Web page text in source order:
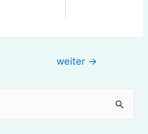
weiter →